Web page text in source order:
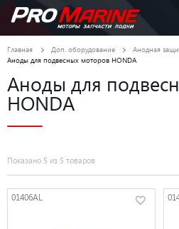
Главная Доп. оборудование
Анодная
Аноды для подвесных моторов HONDA
Аноды для
HONDA
Показано 5 из 5 товаров
01406AL